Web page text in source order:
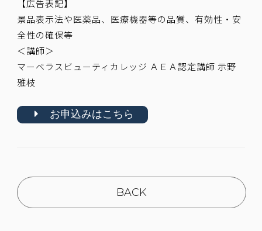
【広告表記】
景品表示法や医薬品、医療機器等の品質、有効性・安
全性の確保等
＜講師＞
マーベラスビューティカレッジ ＡＥＡ認定講師 示野
雅枝
お申込みはこちら
BACK